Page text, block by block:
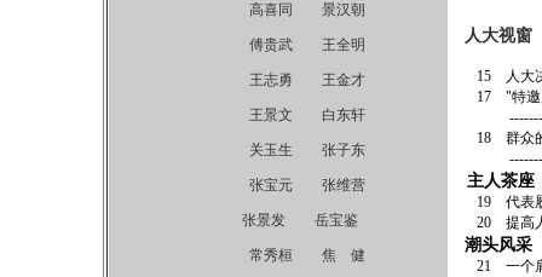
高喜同 景汉朝
傅贵武 王全明
王志勇 王金才
王景文 白东轩
关玉生 张子东
张宝元 张维营
张景发 岳宝鉴
常秀桓 焦 健
人大视窗
15
人
17 "特邀
-------枣强
18 群众的
-------盐山
主人茶座
19 代表履
20 提高人
潮头风采
21 一个